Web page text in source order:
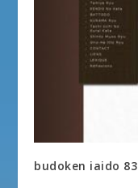
budoken iaido 83